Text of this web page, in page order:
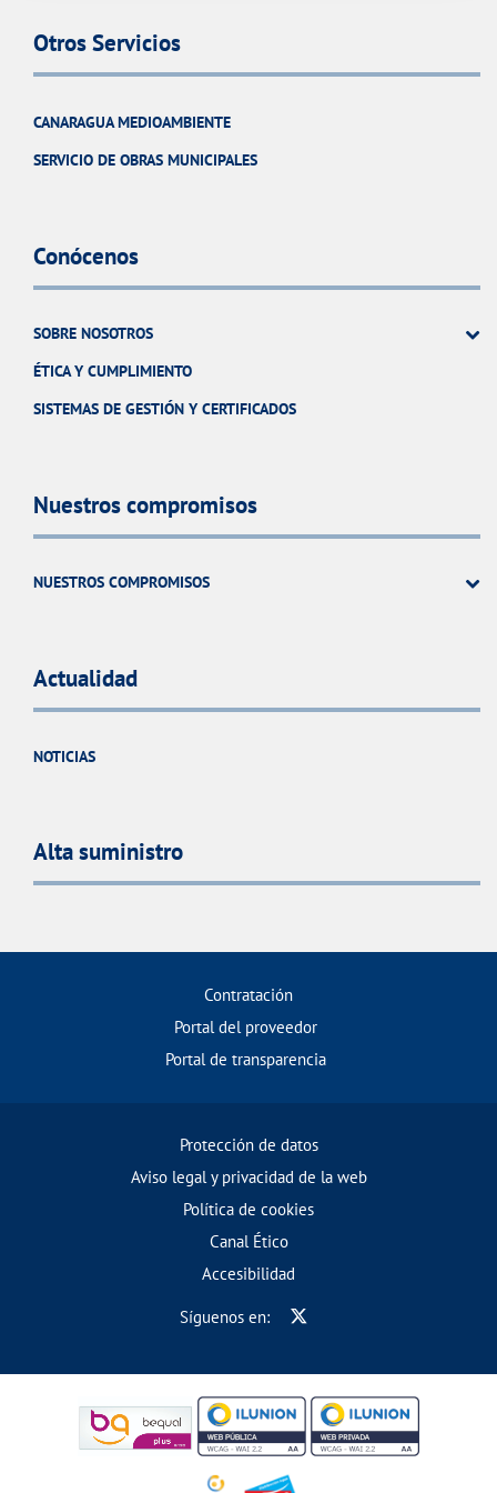
Otros Servicios
CANARAGUA MEDIOAMBIENTE
SERVICIO DE OBRAS MUNICIPALES
Conócenos
SOBRE NOSOTROS
ÉTICA Y CUMPLIMIENTO
SISTEMAS DE GESTIÓN Y CERTIFICADOS
Nuestros compromisos
NUESTROS COMPROMISOS
Actualidad
NOTICIAS
Alta suministro
Contratación
Portal del proveedor
Portal de transparencia
Protección de datos
Aviso legal y privacidad de la web
Política de cookies
Canal Ético
Accesibilidad
Síguenos en: